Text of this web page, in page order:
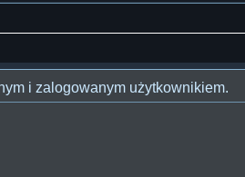
i zalogowanym użytkownikiem.